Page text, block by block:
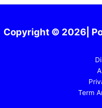
Copyright © 2026|
Term